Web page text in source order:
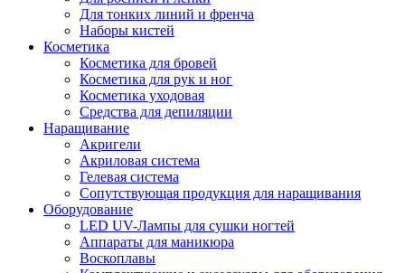
Для тонких линий и френча
Наборы кистей
Косметика
Косметика для бровей
Косметика для рук и ног
Косметика уходовая
Средства для депиляции
Наращивание
Акригели
Акриловая система
Гелевая система
Сопутствующая продукция для наращивания
Оборудование
LED UV-Лампы для сушки ногтей
Аппараты для маникюра
Воскоплавы